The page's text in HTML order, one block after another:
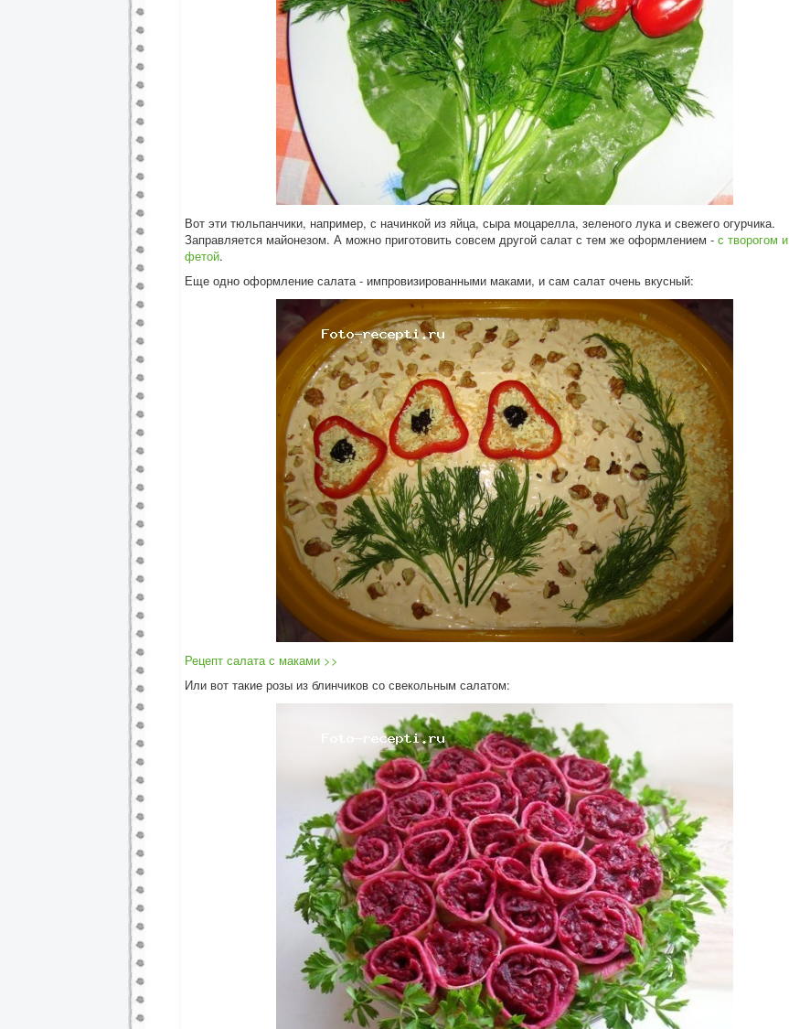
Вот эти тюльпанчики, например, с начинкой из яйца, сыра моцарелла, зеленого лука и свежего огурчика.
Заправляется майонезом. А можно приготовить совсем другой салат с тем же оформлением - с творогом и
фетой.
Еще одно оформление салата - импровизированными маками, и сам салат очень вкусный:
Рецепт салата с маками >>
Или вот такие розы из блинчиков со свекольным салатом: